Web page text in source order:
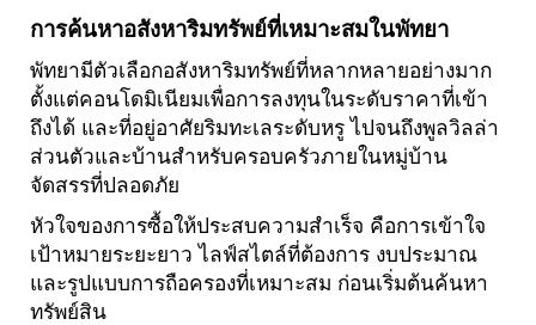
การค้นหาอสังหาริมทรัพย์ที่เหมาะสมในพัทยา
พัทยามีตัวเลือกอสังหาริมทรัพย์ที่หลากหลายอย่างมาก
ตั้งแต่คอนโดมิเนียมเพื่อการลงทุนในระดับราคาที่เข้า
ถึงได้ และที่อยู่อาศัยริมทะเลระดับหรู ไปจนถึงพูลวิลล่า
ส่วนตัวและบ้านสำหรับครอบครัวภายในหมู่บ้าน
จัดสรรที่ปลอดภัย
หัวใจของการซื้อให้ประสบความสำเร็จ คือการเข้าใจ
เป้าหมายระยะยาว ไลฟ์สไตล์ที่ต้องการ งบประมาณ
และรูปแบบการถือครองที่เหมาะสม ก่อนเริ่มต้นค้นหา
ทรัพย์สิน